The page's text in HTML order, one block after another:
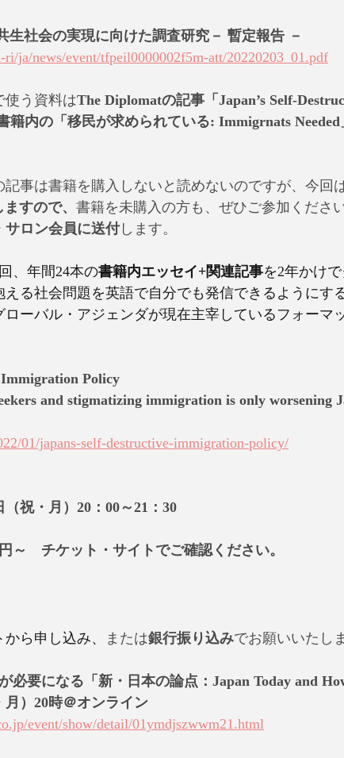
生社会の実現に向けた調査研究－ 暫定報告 －
ja/news/event/tfpeil0000002f5m-att/20220203_01.pdf
使う資料はThe Diplomatの記事「Japan’s Self-
内の「移民が求められている: Immigrnats Needed
記事は書籍を購入しないと読めないのですが、今回
すので、 書籍を未購入の方も、ぜひご参加ください
サロン会員に送付します。
、年間24本の書籍内エッセイ+関連記事を2年かけ
る社会問題を英語で自分でも発信できるようにす
ーバル・アジェンダが現在主宰しているフォーマ
Immigration Policy
and stigmatizing immigration is only worsening
01/japans-self-destructive-immigration-policy/
（祝・月）20：00～21：30
～　チケット・サイトでご確認ください。
ら申し込み、 または銀行振り込みでお願いいたし
必要になる「新・日本の論点：Japan Today and
月）20時＠オンライン
event/show/detail/01ymdjszwwm21.html